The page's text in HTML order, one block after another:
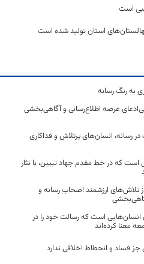
به رنگ رسانه
عرصه اطلاع‌رسانی و آگاهی‌بخشی
رسانه، انسان‌های پرتلاش و فداکاری
است که در خط مقدم جهاد تبیین، با نثار
تلاش‌های ارزشمند اصحاب رسانه و
انسان‌هایی است که رسالت خود را در
معنا کرده‌اند
فساد و انحطاط اخلاقی ندارد